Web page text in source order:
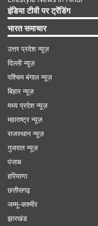
जयशंकर ने कहा कि
का लम्बा होना रहा।
को इस क्षेत्र में प्रभाव
इंडिया टीवी पर ट्रेंडिंग
भारत समाचार
उत्तर प्रदेश न्यूज़
दिल्ली न्यूज़
पश्चिम बंगाल न्यूज़
बिहार न्यूज़
मध्य प्रदेश न्यूज़
महाराष्ट्र न्यूज़
राजस्थान न्यूज़
गुजरात न्यूज़
पंजाब
हरियाणा
छत्तीसगढ़
जम्मू-कश्मीर
झारखंड